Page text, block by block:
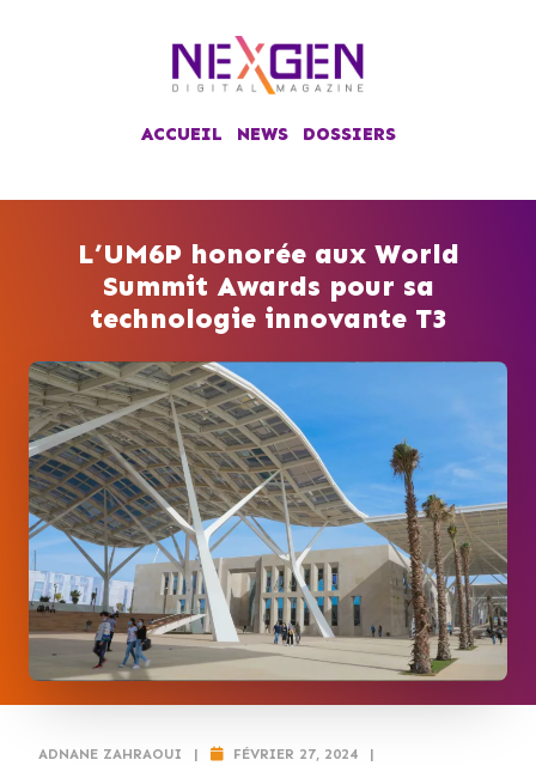
ACCUEIL NEWS DOSSIERS
L’UM6P honorée aux World
Summit Awards pour sa
technologie innovante T3
ADNANE ZAHRAOUI | FÉVRIER 27, 2024
|